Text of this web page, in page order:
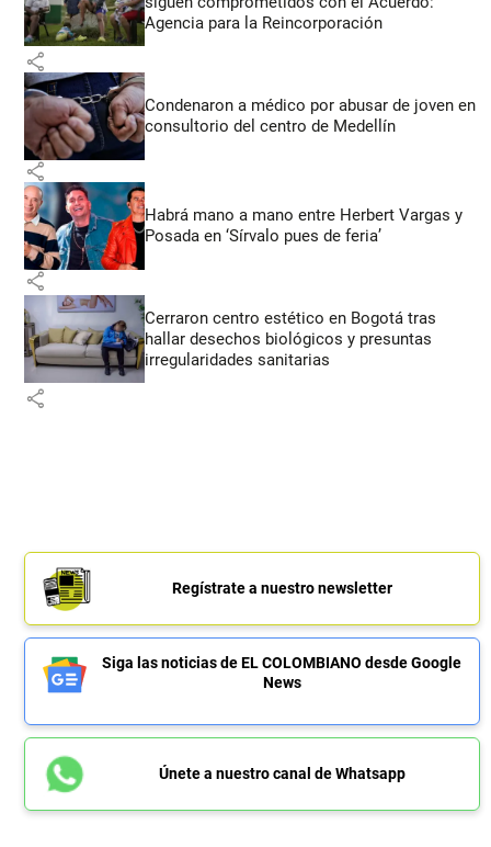
Agencia para la Reincorporación
share
Condenaron a médico por abusar de joven en
consultorio del centro de Medellín
share
Habrá mano a mano entre Herbert Vargas y
Posada en ‘Sírvalo pues de feria’
share
Cerraron centro estético en Bogotá tras
hallar desechos biológicos y presuntas
irregularidades sanitarias
share
Regístrate a nuestro newsletter
Siga las noticias de EL COLOMBIANO desde Google
News
Únete a nuestro canal de Whatsapp